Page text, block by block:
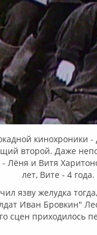
кинохроники
второй. Даже
Лёня и Витя
лет, Вите - 4 года.
язву желудка
Иван Бровкин"
сцен приходилось